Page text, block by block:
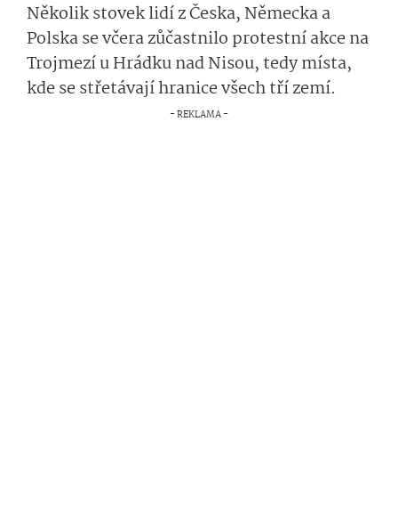
Několik stovek lidí z Česka, Německa a
Polska se včera zůčastnilo protestní akce na
Trojmezí u Hrádku nad Nisou, tedy místa,
kde se střetávají hranice všech tří zemí.